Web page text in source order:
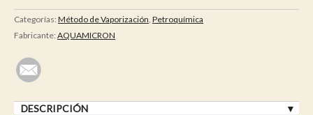
Categorías: Método de Vaporización Petroquímica
Fabricante: AQUAMICRON
DESCRIPCIÓN